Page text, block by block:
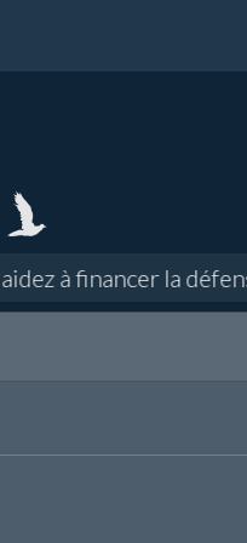
à financer la défense